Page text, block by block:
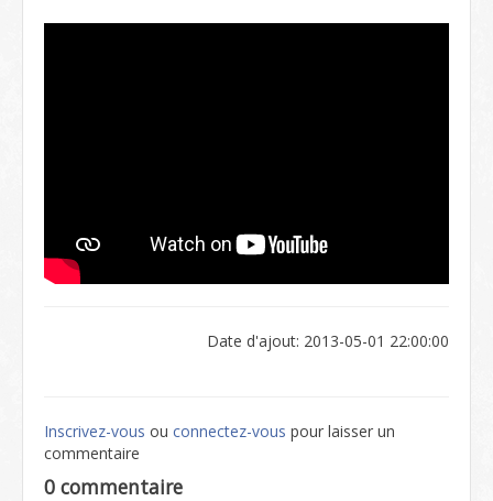
Date d'ajout: 2013-05-01 22:00:00
Inscrivez-vous ou connectez-vous pour laisser un
commentaire
0 commentaire